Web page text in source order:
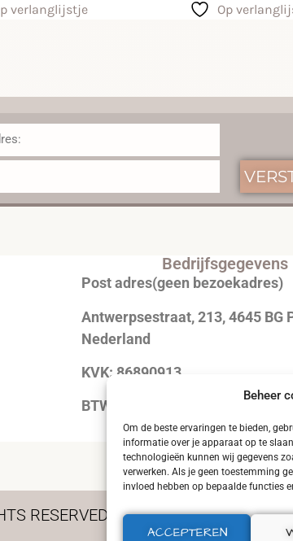
Beheer
Om de beste ervaringen te bieden,
informatie over je apparaat op te
technologieën kunnen wij gegevens
verwerken. Als je geen toestemming
invloed hebben op bepaalde functies
ACCEPTEREN
verlanglijstje Op
Bedrijfsgegevens
Post adres(geen bezoekadres)
Antwerpsestraat, 213, 4645 BG
Nederland
KVK: 86890913
BTW: NL004320792B51
RESERVED.